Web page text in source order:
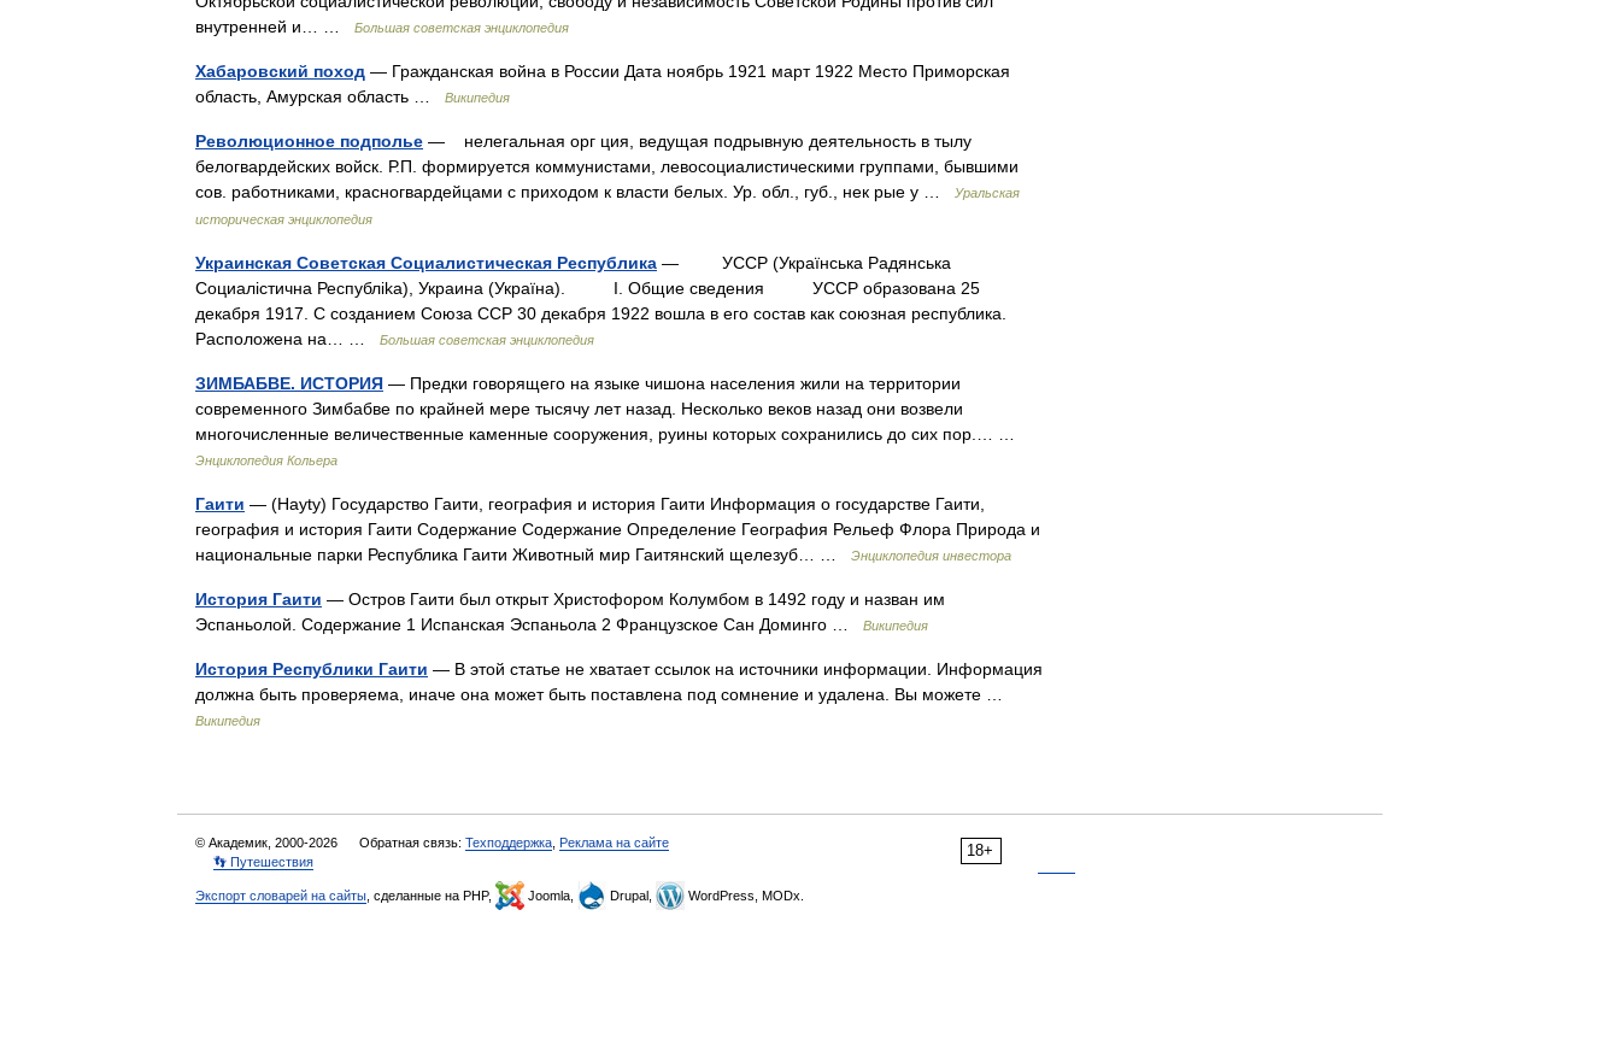
внутренней и… …
Большая советская энциклопедия
Хабаровский поход — Гражданская война в России Дата ноябрь 1921 март 1922 Место Приморская
область, Амурская область …
Википедия
Революционное подполье — нелегальная орг ция, ведущая подрывную деятельность в тылу
белогвардейских войск. Р.П. формируется коммунистами, левосоциалистическими группами, бывшими
сов. работниками, красногвардейцами с приходом к власти белых. Ур. обл., губ., нек рые у …
Уральская
историческая энциклопедия
Украинская Советская Социалистическая Республика — УССР (Украïнська Радянська
Социалicтична Республika), Украина (Украïна). I. Общие сведения УССР образована 25
декабря 1917. С созданием Союза ССР 30 декабря 1922 вошла в его состав как союзная республика.
Расположена на… …
Большая советская энциклопедия
ЗИМБАБВЕ. ИСТОРИЯ — Предки говорящего на языке чишона населения жили на территории
современного Зимбабве по крайней мере тысячу лет назад. Несколько веков назад они возвели
многочисленные величественные каменные сооружения, руины которых сохранились до сих пор.… …
Энциклопедия Кольера
Гаити — (Hayty) Государство Гаити, география и история Гаити Информация о государстве Гаити,
география и история Гаити Содержание Содержание Определение География Рельеф Флора Природа и
национальные парки Республика Гаити Животный мир Гаитянский щелезуб… …
Энциклопедия инвестора
История Гаити — Остров Гаити был открыт Христофором Колумбом в 1492 году и назван им
Эспаньолой. Содержание 1 Испанская Эспаньола 2 Французское Сан Доминго …
Википедия
История Республики Гаити — В этой статье не хватает ссылок на источники информации. Информация
должна быть проверяема, иначе она может быть поставлена под сомнение и удалена. Вы можете …
Википедия
18+
© Академик, 2000-2026 Обратная связь: Техподдержка Реклама на сайте
👣 Путешествия
Экспорт словарей на сайты , сделанные на PHP, Joomla, Drupal, WordPress, MODx.